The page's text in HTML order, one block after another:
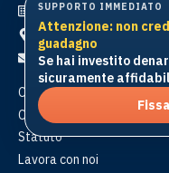
Partita IVA
Corso Italia 81 |
Chi siamo
Condizioni generali
Statuto
Lavora con noi
SUPPORTO IMMEDIATO
Attenzione: non
guadagno
Se hai investito
sicuramente